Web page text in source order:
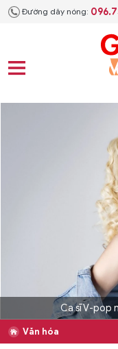
Đường dây nóng:
Ca sĩ V-pop
Văn hóa